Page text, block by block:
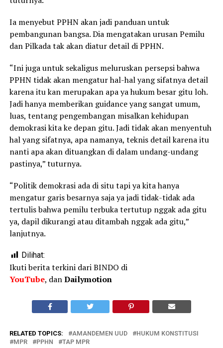
Ia menyebut PPHN akan jadi panduan untuk
pembangunan bangsa. Dia mengatakan urusan Pemilu
dan Pilkada tak akan diatur detail di PPHN.
“Ini juga untuk sekaligus meluruskan persepsi bahwa
PPHN tidak akan mengatur hal-hal yang sifatnya detail
karena itu kan merupakan apa ya hukum besar gitu loh.
Jadi hanya memberikan guidance yang sangat umum,
luas, tentang pengembangan misalkan kehidupan
demokrasi kita ke depan gitu. Jadi tidak akan menyentuh
hal yang sifatnya, apa namanya, teknis detail karena itu
nanti apa akan dituangkan di dalam undang-undang
pastinya,” tuturnya.
“Politik demokrasi ada di situ tapi ya kita hanya
mengatur garis besarnya saja ya jadi tidak-tidak ada
tertulis bahwa pemilu terbuka tertutup nggak ada gitu
ya, dapil dikurangi atau ditambah nggak ada gitu,”
lanjutnya.
Dilihat:
Ikuti berita terkini dari BINDO di
YouTube, danDailymotion
RELATED TOPICS: AMANDEMEN UUD
HUKUM KONSTITUSI
MPR
PPHN TAP MPR